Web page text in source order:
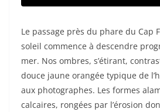
Le passage près du phare du Cap
soleil commence à descendre
mer. Nos ombres, s’étirant,
douce jaune orangée typique de
aux photographes. Les formes
calcaires, rongées par l’érosion